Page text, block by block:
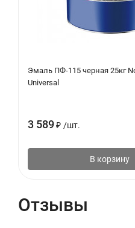
Эмаль ПФ-115 черная 25кг
Universal
3 589₽ /шт.
В корзину
Отзывы